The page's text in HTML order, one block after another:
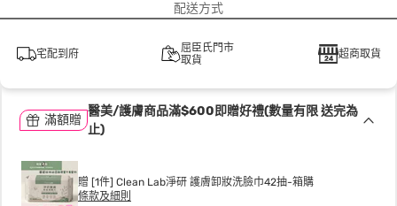
配送方式
宅配到府
屈臣氏門市
取貨
超商取貨
滿額贈
醫美/護膚商品滿$600即贈好禮(數量有限 送完為
止)
贈 [1件] Clean Lab淨研 護膚卸妝洗臉巾42抽-箱購
條款及細則